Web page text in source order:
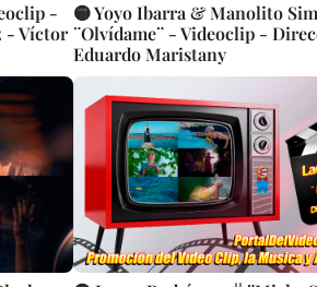
- Víctor
🟡 Yoyo Ibarra & Manolito
¨Olvídame¨ - Videoclip -
Eduardo Maristany